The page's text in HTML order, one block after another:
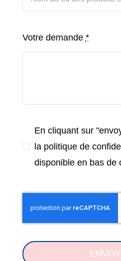
Votre demande *
En cliquant sur
la politique de
disponible en bas de